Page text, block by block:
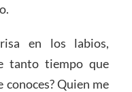
en los labios,
tanto tiempo que
conoces? Quien me